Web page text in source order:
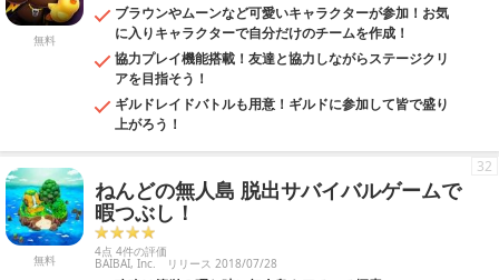
無料
ブラウンやムーンなど可愛いキャラクターが参加！お気
に入りキャラクターで自分だけのチームを作成！
協力プレイ機能搭載！友達と協力しながらステージクリ
アを目指そう！
ギルドレイドバトルも用意！ギルドに参加して皆で盛り
上がろう！
無料
ねんどの無人島 脱出サバイバルゲームで
暇つぶし！
4点 4件の評価
BAIBAI, Inc. リリース 2018/07/28
32